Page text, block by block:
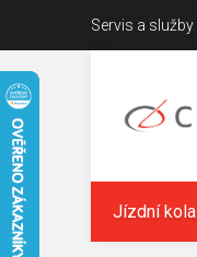
obsah
Servis a služby
Jízdní kola